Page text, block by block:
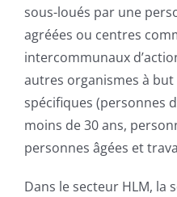
sous-loués par une
agréées ou centres
intercommunaux
autres organismes à
spécifiques (personnes
moins de 30 ans,
personnes âgées et
Dans le secteur HLM, la